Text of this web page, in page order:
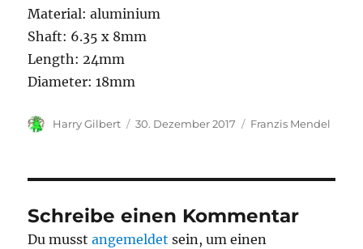
Material: aluminium
Shaft: 6.35 x 8mm
Length: 24mm
Diameter: 18mm
Autor
Harry Gilbert
Veröffentlicht
30. Dezember 2017 Kategorien
Franzis Mendel
Schreibe einen Kommentar
Du musstangemeldet sein, um einen